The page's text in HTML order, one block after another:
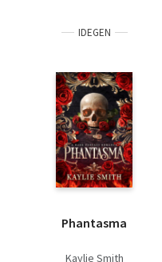
IDEGEN
Phantasma
Kaylie Smith